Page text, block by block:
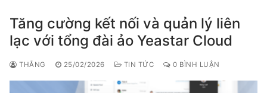
TIN TỨC
Tăng cường kết nối và quản lý liên
lạc với tổng đài ảo Yeastar Cloud
THẮNG 25/02/2026 TIN TỨC 0 BÌNH LUẬN